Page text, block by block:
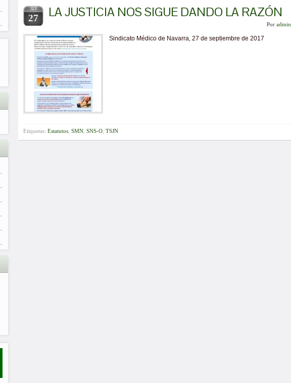
SEP
27 LA JUSTICIA NOS SIGUE DANDO LA RAZÓN
Por admin
Sindicato Médico de Navarra, 27 de septiembre de 2017
Etiquetas: Estatutos SMN SNS-O TSJN